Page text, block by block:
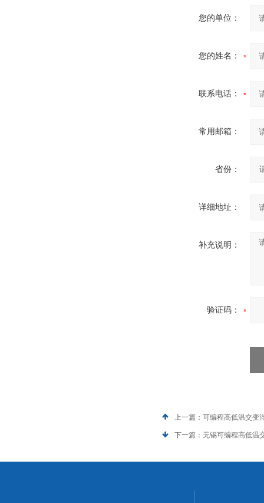
您的单位：
您的姓名：
联系电话：
常用邮箱：
省份：
详细地址：
补充说明：
验证码：
上一篇： 可编程高低温交变
下一篇： 无锡可编程高低温